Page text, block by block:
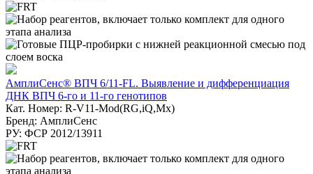
АмплиСенс® ВПЧ 6/11-FL. Выявление и дифференциация
ДНК ВПЧ 6-го и 11-го генотипов
Кат. Номер: R-V11-Mod(RG,iQ,Mx)
Бренд: АмплиСенс
РУ: ФСР 2012/13911